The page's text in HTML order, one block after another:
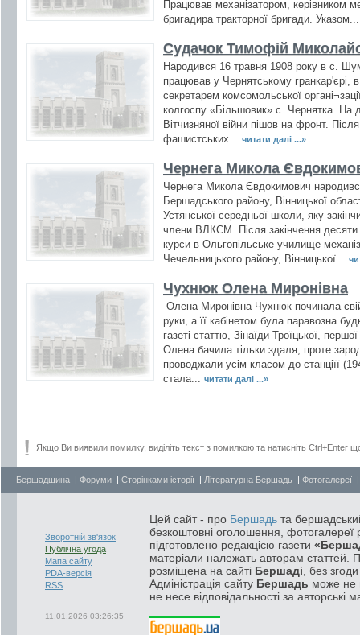
Працював механізатором, керівником
бригадира тракторної бригади.
Судачок Тимофій
Народився 16 травня 1908 року в с.
працював у Чернятському гранкар'єрі,
секретарем комсомольської
колгоспу «Більшовик» с. Чернятка. На
Вітчизняної війни пішов на фронт.
фашистських... читати далі ...»
Чернега Микола
Чернега Микола Євдокимович
Бершадського району, Вінницької
Устянської середньої школи, яку
члени ВЛКСМ. Після закінчення десяти
курси в Ольгопільське училище
Чечельницького району, Вінницької...
Чухнюк Олена Миронівна
Олена Миронівна Чухнюк починала
руки, а її кабінетом була паравозна
газеті статтю, Зінаїди Троїцької,
Олена бачила тільки здаля, проте
проводжали усім класом до станціїї
стала... читати далі ...»
Якщо Ви виявили помилку, виділіть текст з помилкою та натисніть Ctrl+Enter
Бершадщина | Форуми | Сторінками історії | Літературна Бершадь | Фотогалереї
Зворотній зв'язок
Публічна угода
Мапа сайту
PDA-версія
RSS
11.01.2026 03:26:35
Цей сайт - про Бершадь та
безкоштовні оголошення, фотогалереї
підготовлено редакцією газети
матеріали належать авторам статтей.
розміщена на сайті Бершаді , без
Адміністрація сайту Бершадь може не
не несе відповідальності за авторські